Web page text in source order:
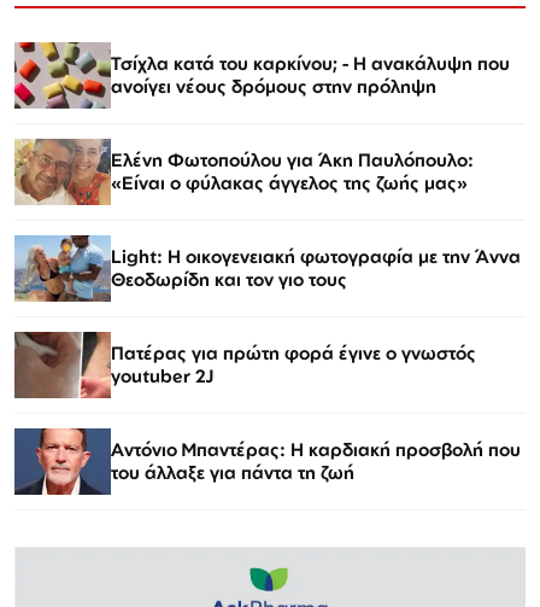
Τσίχλα κατά του καρκίνου; - Η ανακάλυψη που
ανοίγει νέους δρόμους στην πρόληψη
Ελένη Φωτοπούλου για Άκη Παυλόπουλο:
«Είναι ο φύλακας άγγελος της ζωής μας»
Light: Η οικογενειακή φωτογραφία με την Άννα
Θεοδωρίδη και τον γιο τους
Πατέρας για πρώτη φορά έγινε ο γνωστός
youtuber 2J
Αντόνιο Μπαντέρας: Η καρδιακή προσβολή που
του άλλαξε για πάντα τη ζωή